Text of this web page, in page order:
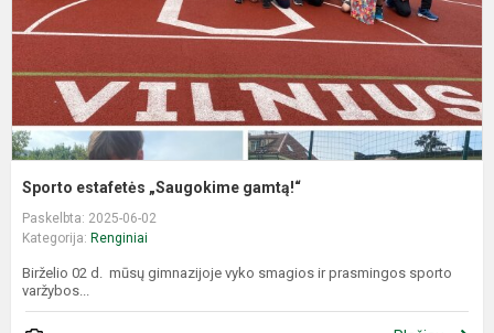
Sporto estafetės „Saugokime gamtą!“
Paskelbta: 2025-06-02
Kategorija: Renginiai
Birželio 02 d. mūsų gimnazijoje vyko smagios ir prasmingos sporto
varžybos...